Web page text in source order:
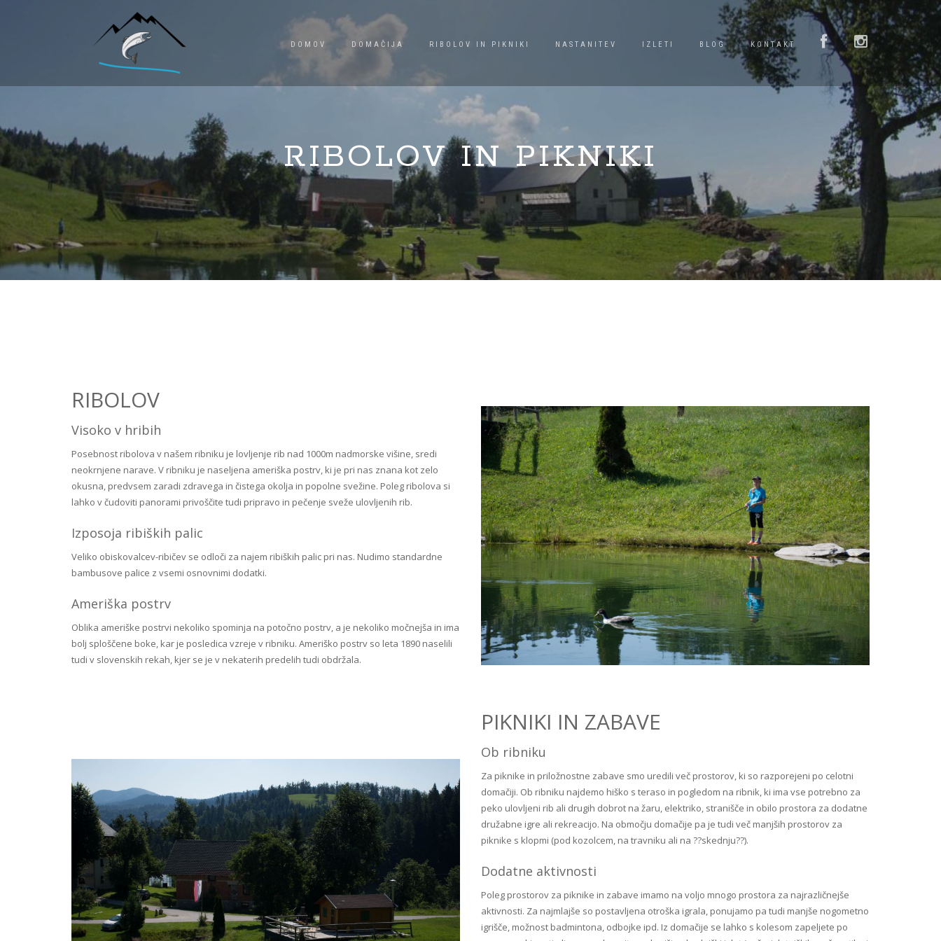
DOMOV DOMAČIJA RIBOLOV IN PIKNIKI NASTANITEV IZLETI BLOG KONTAKT
RIBOLOV IN PIKNIKI
RIBOLOV
Visoko v hribih
Posebnost ribolova v našem ribniku je lovljenje rib nad 1000m nadmorske višine, sredi
neokrnjene narave. V ribniku je naseljena ameriška postrv, ki je pri nas znana kot zelo
okusna, predvsem zaradi zdravega in čistega okolja in popolne svežine. Poleg ribolova si
lahko v čudoviti panorami privoščite tudi pripravo in pečenje sveže ulovljenih rib.
Izposoja ribiških palic
Veliko obiskovalcev-ribičev se odloči za najem ribiških palic pri nas. Nudimo standardne
bambusove palice z vsemi osnovnimi dodatki.
Ameriška postrv
Oblika ameriške postrvi nekoliko spominja na potočno postrv, a je nekoliko močnejša in ima
bolj sploščene boke, kar je posledica vzreje v ribniku. Ameriško postrv so leta 1890 naselili
tudi v slovenskih rekah, kjer se je v nekaterih predelih tudi obdržala.
PIKNIKI IN ZABAVE
Ob ribniku
Za piknike in priložnostne zabave smo uredili več prostorov, ki so razporejeni po celotni
domačiji. Ob ribniku najdemo hiško s teraso in pogledom na ribnik, ki ima vse potrebno za
peko ulovljeni rib ali drugih dobrot na žaru, elektriko, stranišče in obilo prostora za dodatne
družabne igre ali rekreacijo. Na območju domačije pa je tudi več manjših prostorov za
piknike s klopmi (pod kozolcem, na travniku ali na ??skednju??).
Dodatne aktivnosti
Poleg prostorov za piknike in zabave imamo na voljo mnogo prostora za najrazličnejše
aktivnosti. Za najmlajše so postavljena otroška igrala, ponujamo pa tudi manjše nogometno
igrišče, možnost badmintona, odbojke ipd. Iz domačije se lahko s kolesom zapeljete po